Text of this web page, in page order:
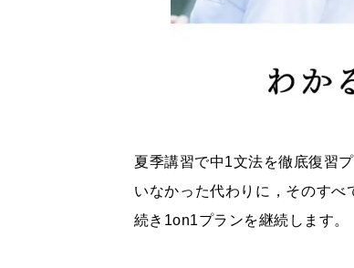
夏季講習で中1文法を徹底復習
いなかった代わりに，そのす
続き1on1プランを継続します。